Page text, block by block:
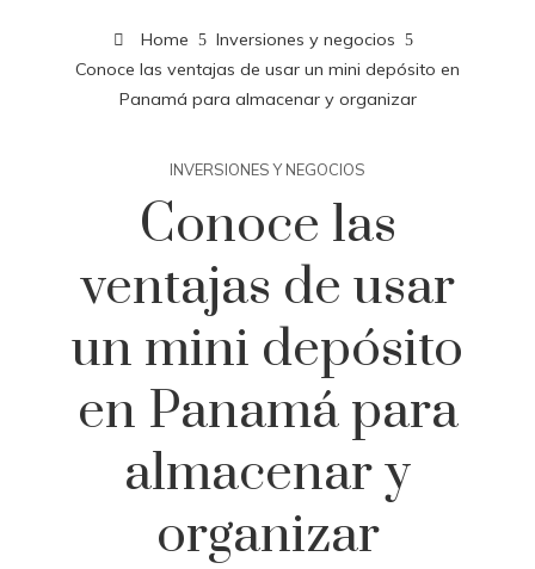
Home
Inversiones y negocios
Conoce las ventajas de usar un mini depósito en
Panamá para almacenar y organizar
INVERSIONES Y NEGOCIOS
Conoce las
ventajas de usar
un mini depósito
en Panamá para
almacenar y
organizar